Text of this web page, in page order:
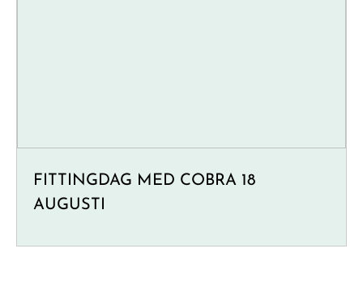
FITTINGDAG MED COBRA 18
AUGUSTI